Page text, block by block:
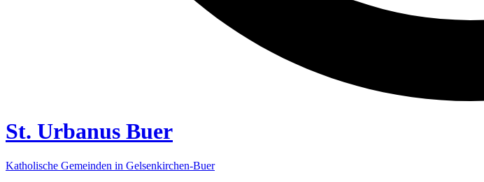
St. Urbanus Buer
Katholische Gemeinden in Gelsenkirchen-Buer